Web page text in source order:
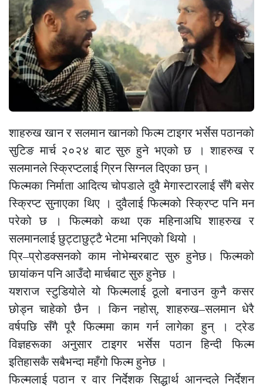
शाहरुख खान र सलमान खानको फिल्म टाइगर भर्सेस पठानको
सुटिङ मार्च २०२४ बाट सुरु हुने भएको छ । शाहरुख र
सलमानले स्क्रिप्टलाई ग्रिन सिग्नल दिएका छन् ।
फिल्मका निर्माता आदित्य चोपडाले दुवै मेगास्टारलाई सँगै बसेर
स्क्रिप्ट सुनाएका थिए । दुवैलाई फिल्मको स्क्रिप्ट पनि मन
परेको छ । फिल्मको कथा एक महिनाअघि शाहरुख र
सलमानलाई छुट्टाछुट्टै भेटमा भनिएको थियो ।
प्रि–प्रोडक्सनको काम नोभेम्बरबाट सुरु हुनेछ। फिल्मको
छायांकन पनि आउँदो मार्चबाट सुरु हुनेछ ।
यशराज स्टुडियोले यो फिल्मलाई ठूलो बनाउन कुनै कसर
छोड्न चाहेको छैन । किन नहोस्, शाहरुख–सलमान धेरै
वर्षपछि सँगै पूरै फिल्ममा काम गर्न लागेका हुन् । ट्रेड
विज्ञहरूका अनुसार टाइगर भर्सेस पठान हिन्दी फिल्म
इतिहासकै सबैभन्दा महँगो फिल्म हुनेछ ।
फिल्मलाई पठान र वार निर्देशक सिद्धार्थ आनन्दले निर्देशन